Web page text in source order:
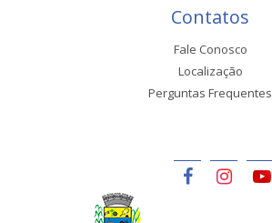
Contatos
Fale Conosco
Localização
Perguntas Frequentes